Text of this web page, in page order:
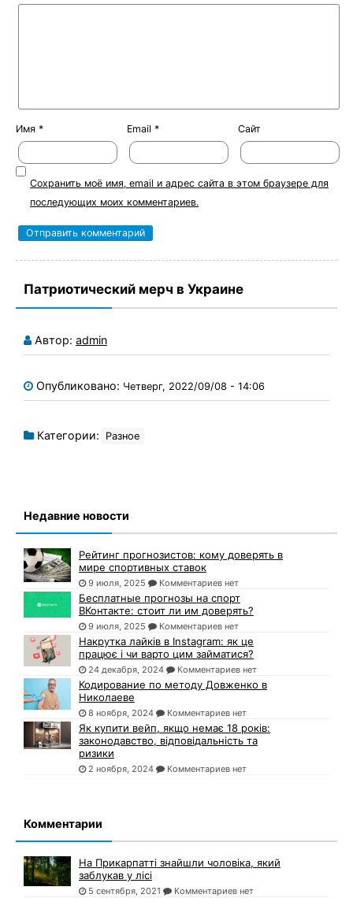
Имя * Email * Сайт
Сохранить моё имя, email и адрес сайта в этом браузере для
последующих моих комментариев.
Патриотический мерч в Украине
Автор: admin
Опубликовано: Четверг, 2022/09/08 - 14:06
Категории: Разное
Недавние новости
Рейтинг прогнозистов: кому доверять в
мире спортивных ставок
9 июля, 2025 Комментариев нет
Бесплатные прогнозы на спорт
ВКонтакте: стоит ли им доверять?
9 июля, 2025 Комментариев нет
Накрутка лайків в Instagram: як це
працює і чи варто цим займатися?
24 декабря, 2024 Комментариев нет
Кодирование по методу Довженко в
Николаеве
8 ноября, 2024 Комментариев нет
Як купити вейп, якщо немає 18 років:
законодавство, відповідальність та
ризики
2 ноября, 2024 Комментариев нет
Комментарии
На Прикарпатті знайшли чоловіка, який
заблукав у лісі
5 сентября, 2021 Комментариев нет